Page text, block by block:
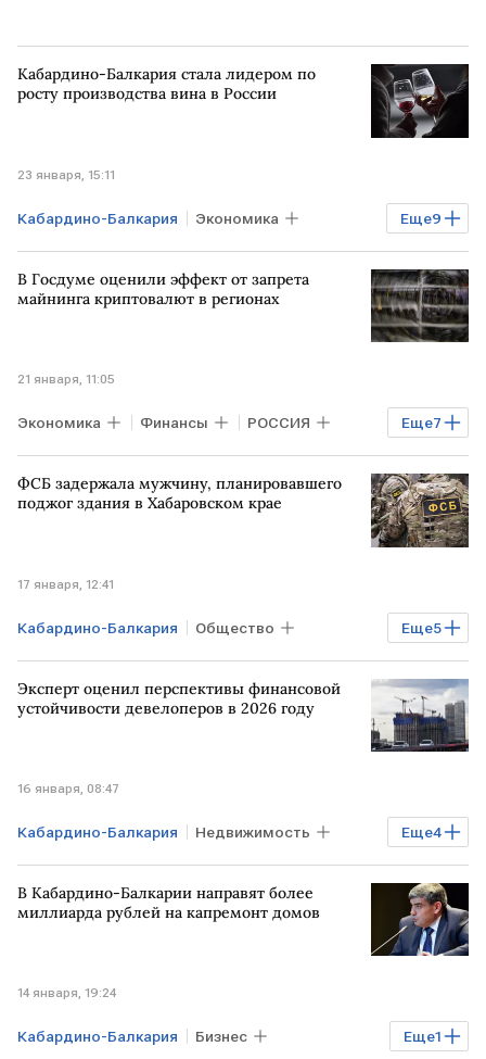
Кабардино-Балкария стала лидером по
росту производства вина в России
23 января, 15:11
Еще9
Кабардино-Балкария Экономика
Бизнес РОССИЯ
Краснодарский край
российское вино
винодельческая продукция
В Госдуме оценили эффект от запрета
майнинга криптовалют в регионах
21 января, 11:05
Еще7
Экономика Финансы РОССИЯ
РФ Иркутская область Дагестан
Николай Шульгинов Госдума
ФСБ задержала мужчину, планировавшего
поджог здания в Хабаровском крае
17 января, 12:41
Еще5
Кабардино-Балкария Общество
РОССИЯ Хабаровский край
ЦЕНТРАЛЬНАЯ АЗИЯ ФСБ
Эксперт оценил перспективы финансовой
устойчивости девелоперов в 2026 году
16 января, 08:47
Еще4
Кабардино-Балкария Недвижимость
Бизнес ПСКОВСКАЯ ОБЛАСТЬ
МОСКВА АКРА
В Кабардино-Балкарии направят более
миллиарда рублей на капремонт домов
14 января, 19:24
Еще1
Кабардино-Балкария Бизнес